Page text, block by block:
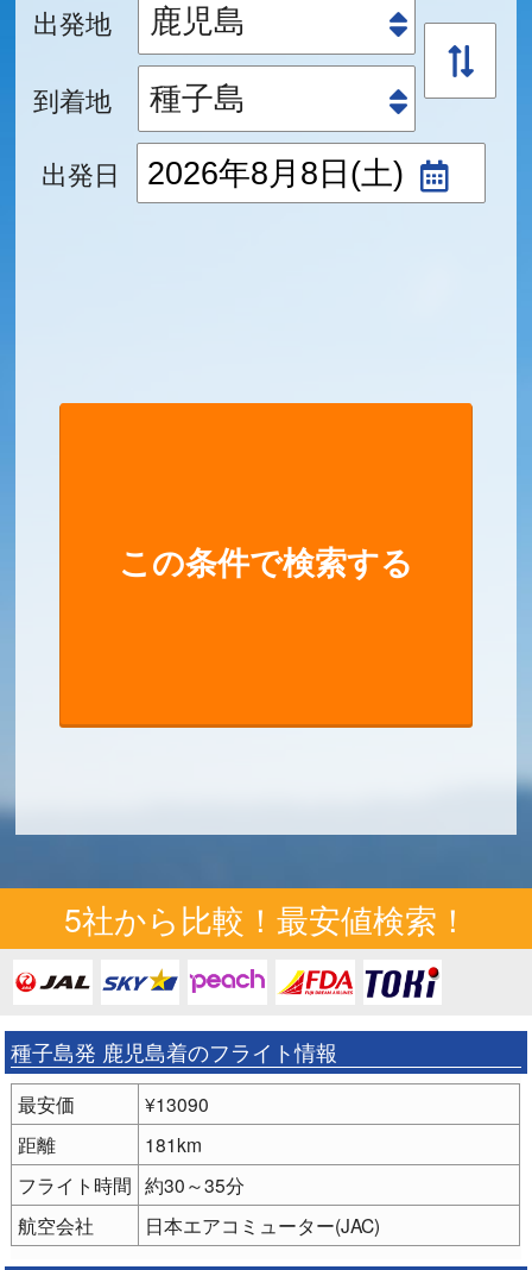
出発地
到着地
出発日
5社から比較！最安値検索！
種子島発 鹿児島着のフライト情報
最安価
¥13090
距離
181km
フライト時間 約30～35分
航空会社
日本エアコミューター(JAC)